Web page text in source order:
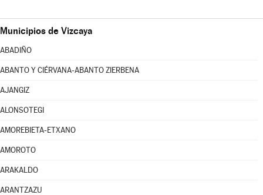
Municipios de Vizcaya
ABADIÑO
ABANTO Y CIÉRVANA-ABANTO ZIERBENA
AJANGIZ
ALONSOTEGI
AMOREBIETA-ETXANO
AMOROTO
ARAKALDO
ARANTZAZU